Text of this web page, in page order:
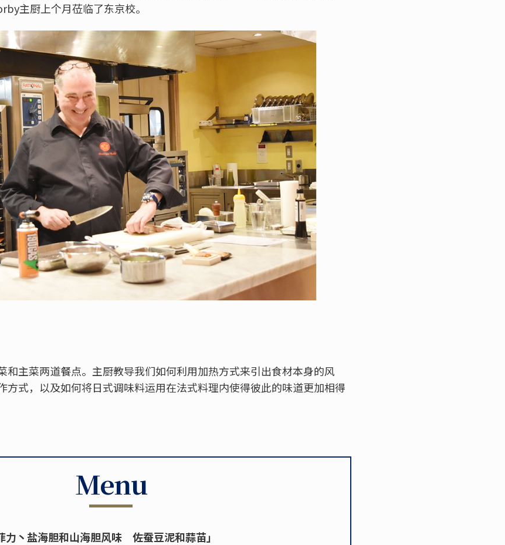
主厨上个月莅临了东京校。
和主菜两道餐点。主厨教导我们如何利用加热方式来引出食材本身的风
方式，以及如何将日式调味料运用在法式料理内使得彼此的味道更加相得
Menu
力丶盐海胆和山海胆风味 佐蚕豆泥和蒜苗」